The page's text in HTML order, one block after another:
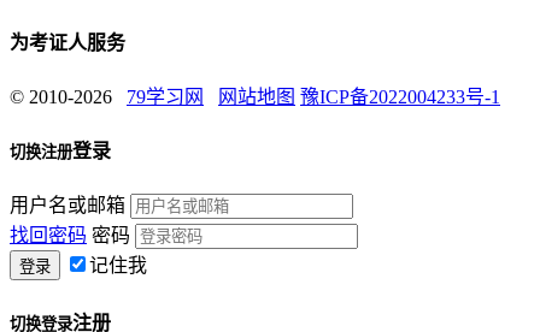
为考证人服务
© 2010-2026 79学习网 网站地图 豫ICP备2022004233号-1
切换注册登录
用户名或邮箱
找回密码 密码
记住我
切换登录注册